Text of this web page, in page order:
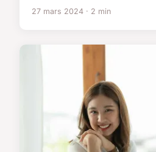
27 mars 2024 · 2 min